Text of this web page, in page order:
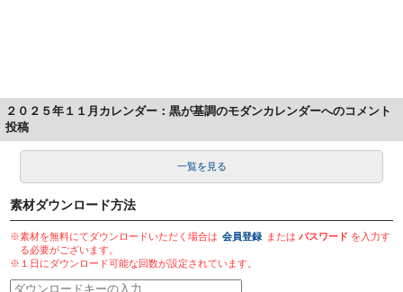
２０２５年１１月カレンダー：黒が基調のモダンカレンダーへのコメント
投稿
一覧を見る
素材ダウンロード方法
※素材を無料にてダウンロードいただく場合は 会員登録 またはパスワード を入力す
る必要がございます。
※１日にダウンロード可能な回数が設定されています。